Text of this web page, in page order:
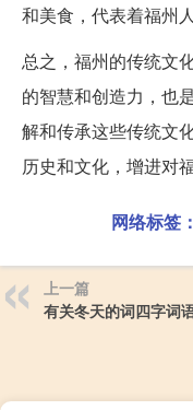
和美食，代表着福州
总之，福州的传统文
的智慧和创造力，也
解和传承这些传统文
历史和文化，增进对
网络标签：
上一篇
有关冬天的词四字词